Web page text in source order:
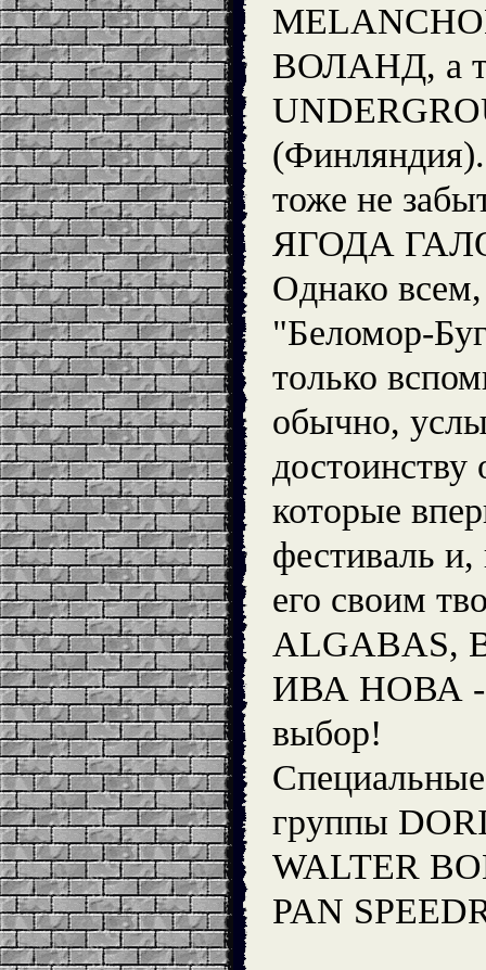
ВОЛАНД, а
тоже не
ЯГОДА
Однако
"Беломор-
только
обычно,
которые
фестиваль
его своим
ALGABAS,
ИВА НОВА -
выбор!
группы
WALTER
PAN